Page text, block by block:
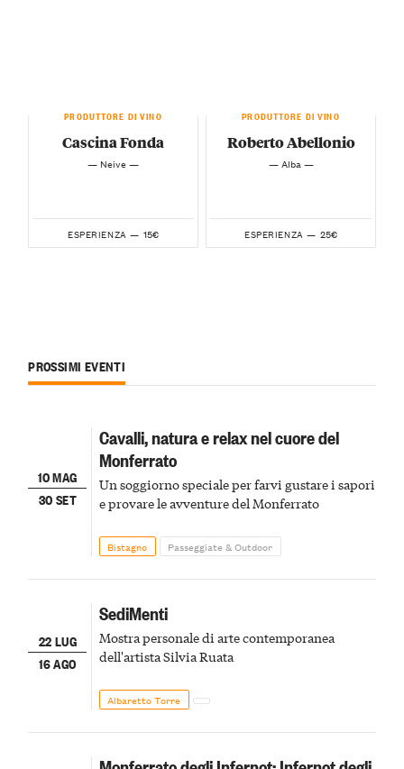
PRODUTTORE DI VINO
Cascina Fonda
— Neive —
ESPERIENZA — 15€
PRODUTTORE DI VINO
Roberto Abellonio
— Alba —
ESPERIENZA — 25€
PROSSIMI EVENTI
10 MAG
30 SET
Cavalli, natura e relax nel cuore del
Monferrato
Un soggiorno speciale per farvi gustare i sapori
e provare le avventure del Monferrato
Bistagno Passeggiate & Outdoor
22 LUG
16 AGO
SediMenti
Mostra personale di arte contemporanea
dell'artista Silvia Ruata
Albaretto Torre